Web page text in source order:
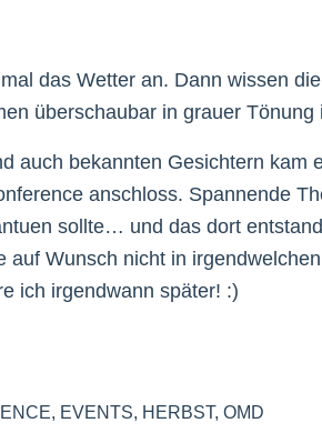
das Wetter an. Dann wissen
überschaubar in grauer Tönung
auch bekannten Gesichtern kam
anschloss. Spannende
sollte… und das dort
auf Wunsch nicht in
ich irgendwann später! :)
, EVENTS, HERBST, OMD